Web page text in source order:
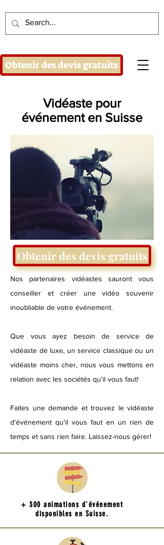
Obtenir des devis gratuits
Vidéaste pour
événement en Suisse
Obtenir des devis gratuits
Nos partenaires vidéastes sauront vous
conseiller et créer une vidéo souvenir
inoubliable de votre événement.
Que vous ayez besoin de service de
vidéaste de luxe, un service classique ou un
vidéaste moins cher, nous vous mettons en
relation avec les sociétés qu'il vous faut!
Faites une demande et trouvez le vidéaste
d'événement qu'il vous faut en un rien de
temps et sans rien faire. Laissez-nous gérer!
+ 300 animations d'événement
disponibles en Suisse.